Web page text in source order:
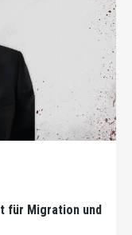
für Migration und